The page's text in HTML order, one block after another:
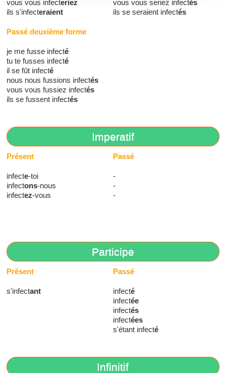
vous vous infecteriez
ils s'infecteraient
vous vous seriez infectés
ils se seraient infectés
Passé deuxième forme
je me fusse infecté
tu te fusses infecté
il se fût infecté
nous nous fussions infectés
vous vous fussiez infectés
ils se fussent infectés
Imperatif
Présent
infecte-toi
infectons-nous
infectez-vous
Passé
-
-
-
Participe
Présent
s'infectant
Passé
infecté
infectée
infectés
infectées
s'étant infecté
Infinitif